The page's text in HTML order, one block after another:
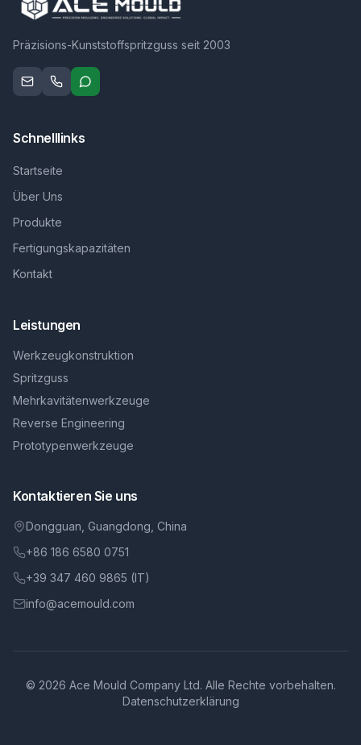
Präzisions-Kunststoffspritzguss seit 2003
Schnelllinks
Startseite
Über Uns
Produkte
Fertigungskapazitäten
Kontakt
Leistungen
Werkzeugkonstruktion
Spritzguss
Mehrkavitätenwerkzeuge
Reverse Engineering
Prototypenwerkzeuge
Kontaktieren Sie uns
Dongguan, Guangdong, China
+86 186 6580 0751
+39 347 460 9865 (IT)
info@acemould.com
© 2026 Ace Mould Company Ltd. Alle Rechte vorbehalten.
Datenschutzerklärung